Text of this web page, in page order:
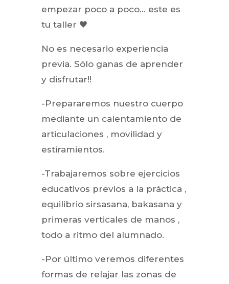
empezar poco a poco… este es
tu taller 🖤
No es necesario experiencia
previa. Sólo ganas de aprender
y disfrutar!!
-Prepararemos nuestro cuerpo
mediante un calentamiento de
articulaciones , movilidad y
estiramientos.
-Trabajaremos sobre ejercicios
educativos previos a la práctica ,
equilibrio sirsasana, bakasana y
primeras verticales de manos ,
todo a ritmo del alumnado.
-Por último veremos diferentes
formas de relajar las zonas de